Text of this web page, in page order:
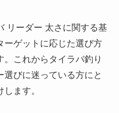
リーダー 太さに関する基
ーゲットに応じた選び方
。これからタイラバ釣り
選びに迷っている方にと
ます。